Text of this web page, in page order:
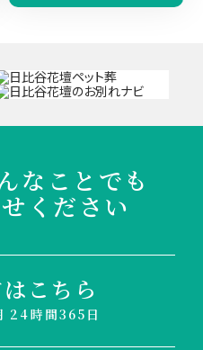
なことでも
ください
こちら
24時間365日